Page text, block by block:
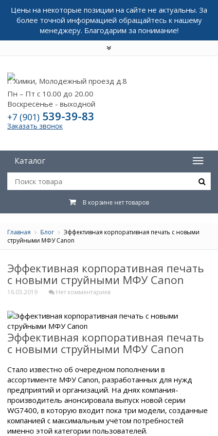
Цены на некоторые позиции на сайте не актуальны. За
более точной информацией обращайтесь к нашему
менеджеру. Благодарим за понимание!
г. Химки, Молодежный проезд д.8
Пн – Пт с 10.00 до 20.00
Воскресенье - выходной
+7 (901) 539-39-83
Заказать звонок
Каталог
В корзине нет товаров
Главная Блог
Эффективная корпоративная печать с новыми
струйными МФУ Canon
Эффективная корпоративная печать
с новыми струйными МФУ Canon
16.03.2019 Нет комментариев
Эффективная корпоративная печать
с новыми струйными МФУ Canon
Стало известно об очередном пополнении в
ассортименте МФУ Canon, разработанных для нужд
предприятий и организаций. На днях компания-
производитель анонсировала выпуск новой серии
WG7400, в которую входит пока три модели, созданные
компанией с максимальным учётом потребностей
именно этой категории пользователей.